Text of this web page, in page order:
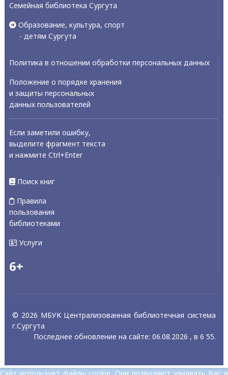
Семейная библиотека Сургута
Образование, культура, спорт
- детям Сургута
Политика в отношении обработки персональных данных
Положение о порядке хранения
и защиты персональных
данных пользователей
Если заметили ошибку,
выделите фрагмент текста
и нажмите Ctrl+Enter
Поиск книг
Правила
пользования
библиотеками
Услуги
6+
© 2026 МБУК Централизованная библиотечная система
г.Сургута
Последнее обновление на сайте: 06.08.2026 , в 6 55.